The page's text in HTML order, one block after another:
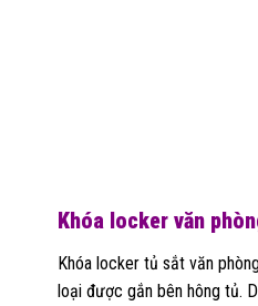
Khóa locker văn
Khóa locker tủ sắt văn
loại được gắn bên hông tủ.